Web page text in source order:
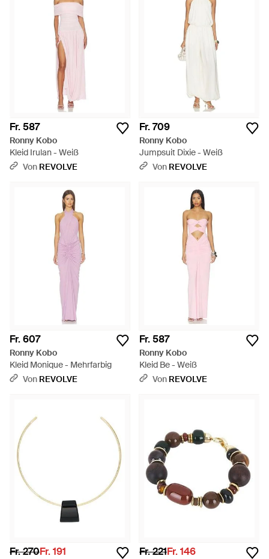
Fr. 587
Ronny Kobo
Kleid Irulan - Weiß
Von REVOLVE
Fr. 709
Ronny Kobo
Jumpsuit Dixie - Weiß
Von REVOLVE
Fr. 607
Ronny Kobo
Kleid Monique - Mehrfarbig
Von REVOLVE
Fr. 587
Ronny Kobo
Kleid Be - Weiß
Von REVOLVE
Fr. 270Fr. 191 Fr. 221Fr. 146